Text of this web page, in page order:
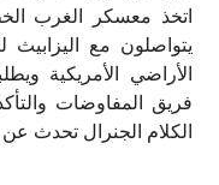
اتخذ معسكر الغرب
يتواصلون مع
الأراضي الأمريكية
فريق المفاوضات
الكلام الجنرال تحدث